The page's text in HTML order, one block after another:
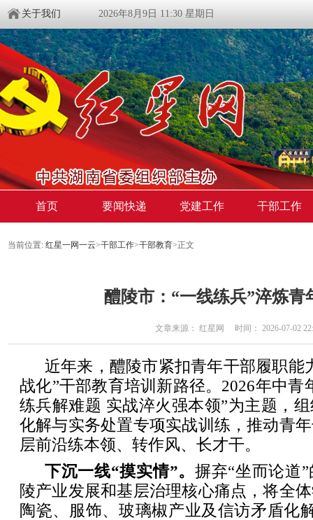
关于我们 2026年8月9日 11:30 星期日
首页 要闻快递 党建工作 干部工作
当前位置: 红星一网一云>干部工作>干部教育>正文
醴陵市：“一线练兵”淬炼青
文章来源： 红星网 时间： 2026-07-02
近年来，醴陵市紧扣青年干部履职能
战化”干部教育培训新路径。2026年中青
练兵解难题 实战淬火强本领”为主题，
化解与实务处置专项实战训练，推动青
层前沿练本领、转作风、长才干。
下沉一线“摸实情”。 摒弃“坐而论道
陵产业发展和基层治理核心痛点，将全
陶瓷、服饰、玻璃椒产业及信访矛盾化